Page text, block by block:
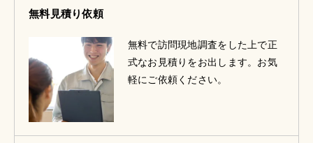
無料見積り依頼
無料で訪問現地調査をした上で正
式なお見積りをお出します。お気
軽にご依頼ください。